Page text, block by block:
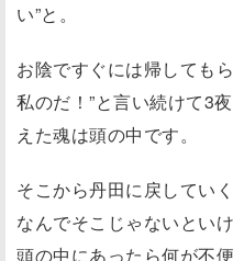
い”と。
お陰ですぐには帰しても
私のだ！”と言い続けて3
えた魂は頭の中です。
そこから丹田に戻してい
なんでそこじゃないとい
頭の中にあったら何が不